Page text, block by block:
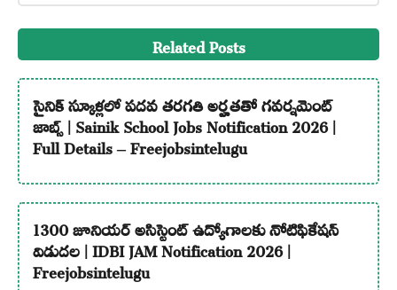
Related Posts
సైనిక్ స్కూళ్లలో పదవ తరగతి అర్హతతో గవర్నమెంట్
జాబ్స్ | Sainik School Jobs Notification 2026 |
Full Details – Freejobsintelugu
1300 జూనియర్ అసిస్టెంట్ ఉద్యోగాలకు నోటిఫికేషన్
విడుదల | IDBI JAM Notification 2026 |
Freejobsintelugu